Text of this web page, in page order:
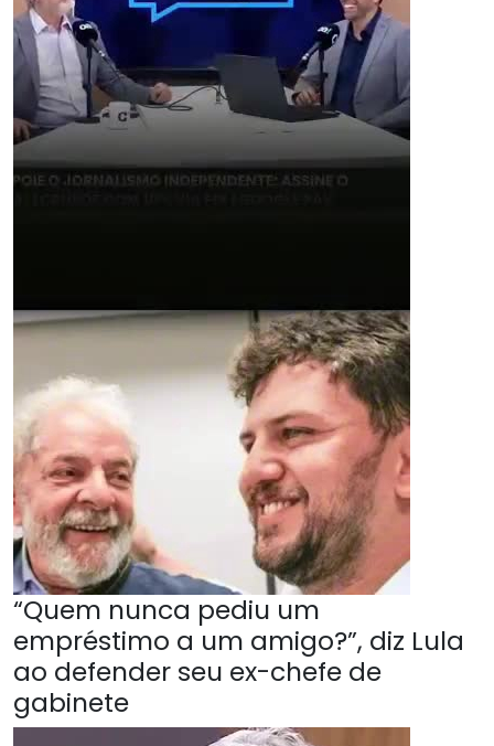
“Quem nunca pediu um
empréstimo a um amigo?”, diz Lula
ao defender seu ex-chefe de
gabinete